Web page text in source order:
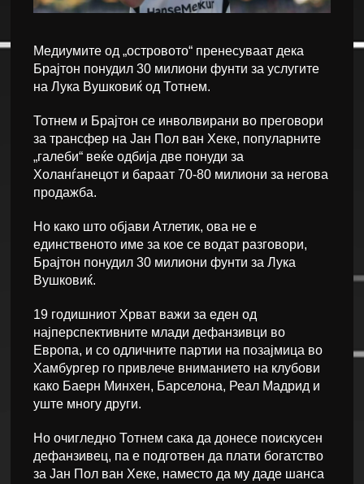
Медиумите од „островото“ пренесуваат дека
Брајтон понудил 30 милиони фунти за услугите
на Лука Вушковиќ од Тотнем.
Тотнем и Брајтон се инволвирани во преговори
за трансфер на Јан Пол ван Хеке, популарните
„галеби“ веќе одбија две понуди за
Холанѓанецот и бараат 70-80 милиони за негова
продажба.
Но како што објави Атлетик, ова не е
единственото име за кое се водат разговори,
Брајтон понудил 30 милиони фунти за Лука
Вушковиќ.
19 годишниот Хрват важи за еден од
најперспективните млади дефанзивци во
Европа, и со одличните партии на позајмица во
Хамбургер го привлече вниманието на клубови
како Баерн Минхен, Барселона, Реал Мадрид и
уште многу други.
Но очигледно Тотнем сака да донесе поискусен
дефанзивец, па е подготвен да плати богатство
за Јан Пол ван Хеке, наместо да му даде шанса